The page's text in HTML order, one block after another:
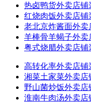
热卤鸭货外卖店铺
红烧肉饭外卖店铺
老北京炸酱面外卖
羊棒骨羊蝎子外卖
粤式烧腊外卖店铺
高转化率外卖店
湘菜土家菜外卖店
野山菌炒饭外卖店
淮南牛肉汤外卖店